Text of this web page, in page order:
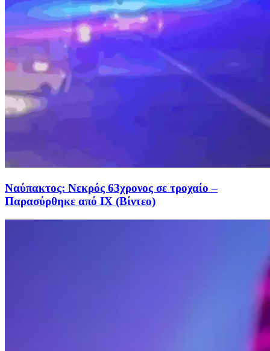
Ναύπακτος: Νεκρός 63χρονος σε τροχαίο –
Παρασύρθηκε από ΙΧ (Βίντεο)